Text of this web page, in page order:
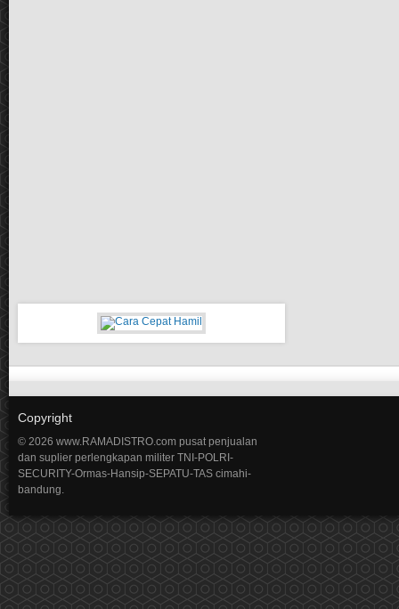
Copyright
© 2026 www.RAMADISTRO.com pusat penjualan
dan suplier perlengkapan militer TNI-POLRI-
SECURITY-Ormas-Hansip-SEPATU-TAS cimahi-
bandung.